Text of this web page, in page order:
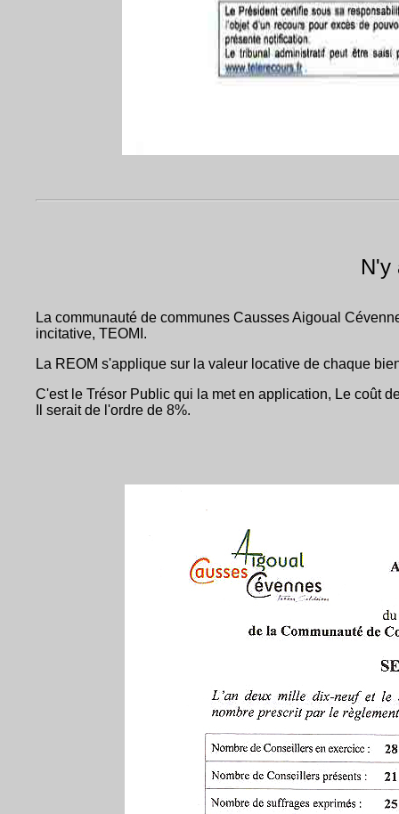
N'y
La communauté de communes Causses Aigoual
incitative, TEOMI.
La REOM s'applique sur la valeur locative de chaque
C'est le Trésor Public qui la met en application, Le coût
Il serait de l'ordre de 8%.